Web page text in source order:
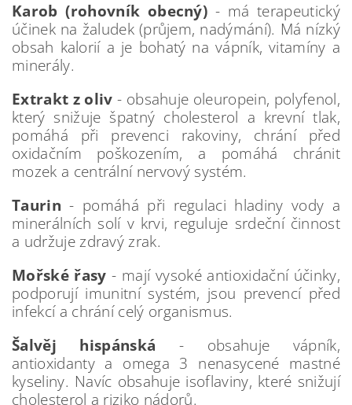
Karob (rohovník obecný) - má terapeutický
účinek na žaludek (průjem, nadýmání). Má nízký
obsah kalorií a je bohatý na vápník, vitamíny a
minerály.
Extrakt z oliv - obsahuje oleuropein, polyfenol,
který snižuje špatný cholesterol a krevní tlak,
pomáhá při prevenci rakoviny, chrání před
oxidačním poškozením, a pomáhá chránit
mozek a centrální nervový systém.
Taurin - pomáhá při regulaci hladiny vody a
minerálních solí v krvi, reguluje srdeční činnost
a udržuje zdravý zrak.
Mořské řasy - mají vysoké antioxidační účinky,
podporují imunitní systém, jsou prevencí před
infekcí a chrání celý organismus.
Šalvěj hispánská - obsahuje vápník,
antioxidanty a omega 3 nenasycené mastné
kyseliny. Navíc obsahuje isoflaviny, které snižují
cholesterol a riziko nádorů.